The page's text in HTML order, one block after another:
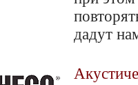
дадут